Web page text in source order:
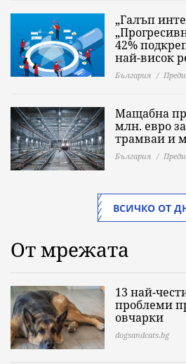
„Галъп
42%
най-висок
България
Мащабна
млн. евро
трамваи и
България
ВСИЧКО ОТ
От мрежата
13 най-
проблеми
овчарки
dogsandcats.bg